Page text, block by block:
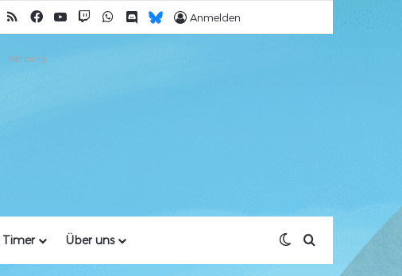
RSSFacebook
YouTube
TwitchWhatsApp
DiscordBluesky
Anmelden
Werbung
Timer Über uns Skin umschalten
Suche nach